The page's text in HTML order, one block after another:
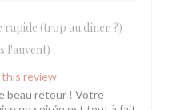
rapide (trop au dîner ?)
l'auvent)
review
beau retour ! Votre